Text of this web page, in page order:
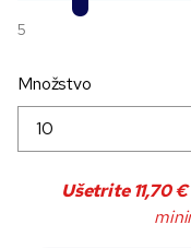
5
Množstvo
Ušetrite11,70 €